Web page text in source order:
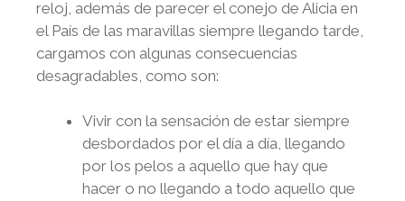
reloj, además de parecer el conejo de Alicia en
el País de las maravillas siempre llegando tarde,
cargamos con algunas consecuencias
desagradables, como son:
Vivir con la sensación de estar siempre
desbordados por el día a día, llegando
por los pelos a aquello que hay que
hacer o no llegando a todo aquello que